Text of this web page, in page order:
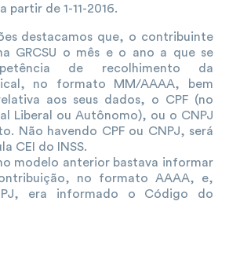
de 1-11-2016.
destacamos que, o contribuinte
GRCSU o mês e o ano a que se
de recolhimento da
no formato MM/AAAA, bem
aos seus dados, o CPF (no
Liberal ou Autônomo), ou o CNPJ
Não havendo CPF ou CNPJ, será
CEI do INSS.
modelo anterior bastava informar
no formato AAAA, e,
era informado o Código do